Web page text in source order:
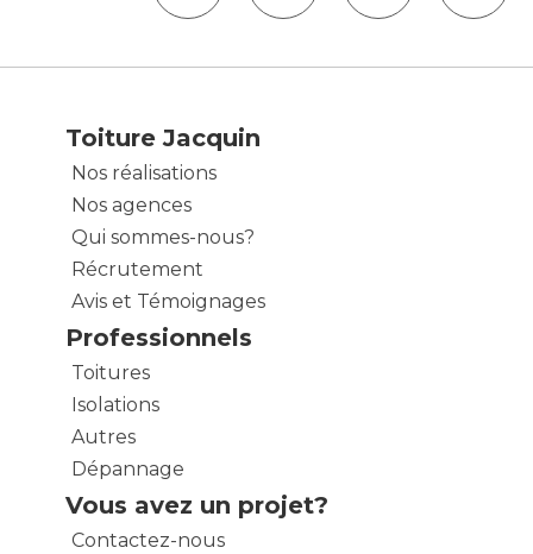
Toiture Jacquin
Nos réalisations
Nos agences
Qui sommes-nous?
Récrutement
Avis et Témoignages
Professionnels
Toitures
Isolations
Autres
Dépannage
Vous avez un projet?
Contactez-nous